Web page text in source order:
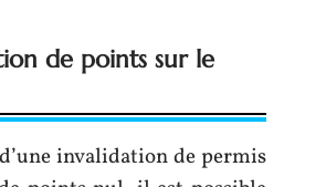
de points sur le
invalidation de permis